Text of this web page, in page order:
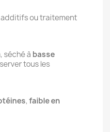
additifs ou traitement
, séché à basse
tous les
,faible en